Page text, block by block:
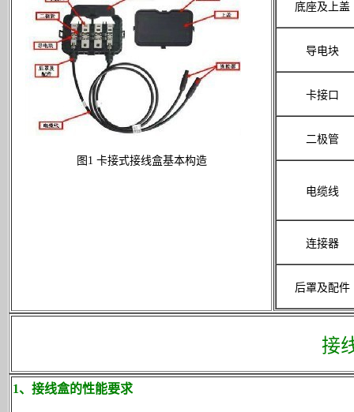
图1 卡接式接线盒基本构造
底座及上盖
导电块
卡接口
二极管
电缆线
连接器
后罩及配件
接
1、接线盒的性能要求